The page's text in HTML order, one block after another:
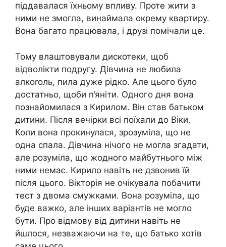
піддавалася їхньому впливу. Проте жити з
ними не змогла, винаймала окрему квартиру.
Вона багато працювала, і друзі помічали це.
Тому влаштовували дискотеки, щоб
відволікти подругу. Дівчина не любила
алкоrоль, пила дуже рідко. Але цього було
достатньо, щоби п’яніти. Одного дня вона
познайомилася з Кирилом. Він став батьком
дитини. Після вечірки всі поїхали до Віки.
Коли вона прокинулася, зрозуміла, що не
одна спала. Дівчина нічого не могла згадати,
але розуміла, що жодного майбутнього між
ними немає. Кирило навіть не дзвонив їй
після цього. Вікторія не очікувала побачити
тест з двома смужками. Вона розуміла, що
буде важко, але інших варіантів не могло
бути. Про відмову від дитини навіть не
йшлося, незважаючи на те, що батько хотів